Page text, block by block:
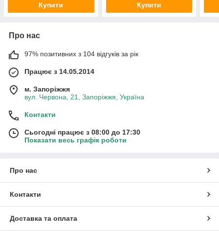
Купити Купити
Про нас
97% позитивних з 104 відгуків за рік
Працює з 14.05.2014
м. Запоріжжя
вул. Червона, 21, Запоріжжя, Україна
Контакти
Сьогодні працює з 08:00 до 17:30
Показати весь графік роботи
Про нас
Контакти
Доставка та оплата